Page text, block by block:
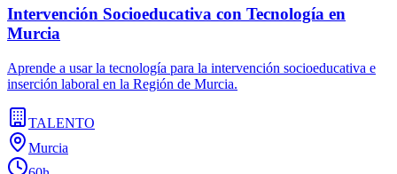
Intervención Socioeducativa con Tecnología en
Murcia
Aprende a usar la tecnología para la intervención socioeducativa e
inserción laboral en la Región de Murcia.
TALENTO
Murcia